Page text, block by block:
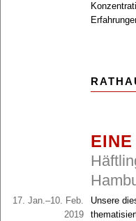
17. Jan.–10. Feb.
2019
Unsere